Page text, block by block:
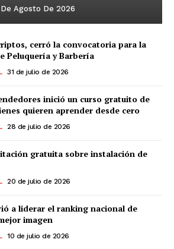
Agosto De 2026
cerró la convocatoria para la
Peluquería y Barbería
31 de julio de 2026
inició un curso gratuito de
quieren aprender desde cero
28 de julio de 2026
gratuita sobre instalación de
20 de julio de 2026
a liderar el ranking nacional de
imagen
10 de julio de 2026